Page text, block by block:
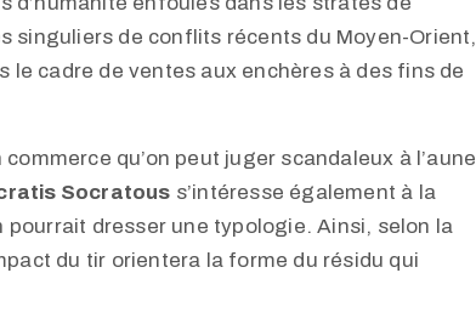
singuliers de conflits récents du Moyen-Orient,
le cadre de ventes aux enchères à des fins de
qu’on peut juger scandaleux à l’aune
Socratous s’intéresse également à la
dresser une typologie. Ainsi, selon la
du tir orientera la forme du résidu qui